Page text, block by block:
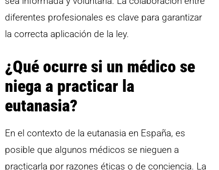
diferentes profesionales es clave para garantizar
la correcta aplicación de la ley.
¿Qué ocurre si un médico se
niega a practicar la
eutanasia?
En el contexto de la eutanasia en España, es
posible que algunos médicos se nieguen a
practicarla por razones éticas o de conciencia. La